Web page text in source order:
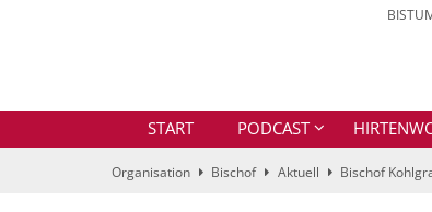
START PODCAST
Organisation Bischof Aktuell Bischof